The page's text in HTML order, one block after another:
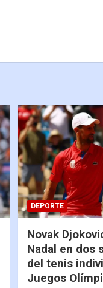
DEPORTE
Novak
Nadal en dos
del tenis
Juegos